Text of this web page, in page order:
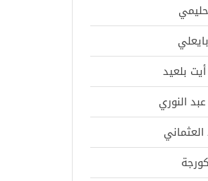
بلعيد
النوري
العثماني